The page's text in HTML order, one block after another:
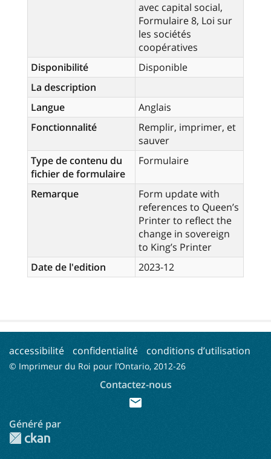
avec capital social,
Formulaire 8, Loi sur
les sociétés
coopératives
Disponibilité
Disponible
La description
Langue
Anglais
Fonctionnalité
Remplir, imprimer, et
sauver
Type de contenu du
fichier de formulaire
Formulaire
Remarque
Form update with
references to Queen’s
Printer to reflect the
change in sovereign
to King’s Printer
Date de l'edition
2023-12
accessibilité confidentialité conditions d’utilisation
© Imprimeur du Roi pour l’Ontario, 2012-26
Contactez-nous
mail
Généré par